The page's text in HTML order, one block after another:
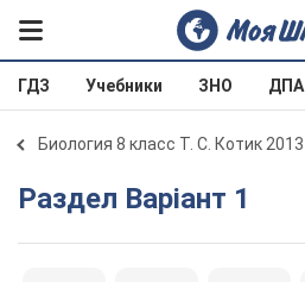
ГДЗ Учебники ЗНО ДПА
Биология 8 класс Т. С. Котик 2013
Раздел Варіант 1